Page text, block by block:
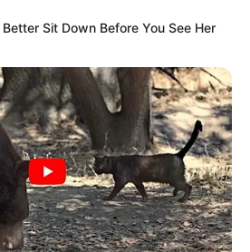
Sit Down Before You See Her